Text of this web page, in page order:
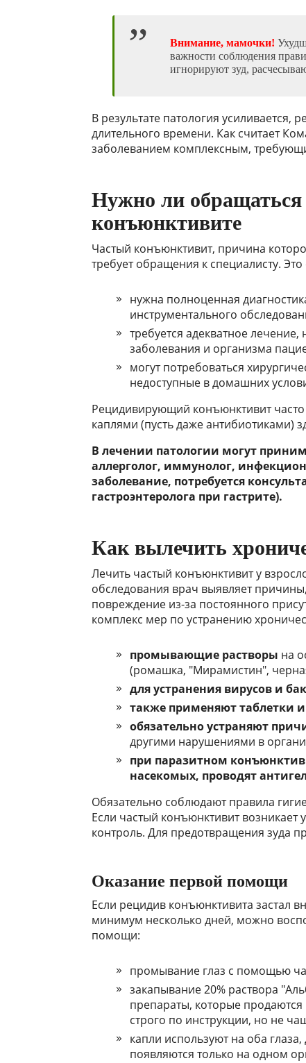
Внимание, мамочки!
важности соблюдения
игнорируют зуд,
В результате патология усиливается,
длительного времени. Как считает
заболеванием комплексным,
Нужно ли обращаться
конъюнктивите
Частый конъюнктивит, причина
требует обращения к специалисту.
нужна полноценная
инструментального
требуется адекватное
заболевания и организма
могут потребоваться
недоступные в домашних
Рецидивирующий конъюнктивит
каплями (пусть даже антибиотиками)
В лечении патологии могут
аллерголог, иммунолог,
заболевание, потребуется
гастроэнтеролога при гастрите).
Как вылечить
Лечить частый конъюнктивит у
обследования врач выявляет
повреждение из-за постоянного
комплекс мер по устранению
промывающие растворы на
(ромашка, "Мирамистин",
для устранения вирусов и
также применяют таблетки
обязательно устраняют
другими нарушениями в
при паразитном
насекомых, проводят
Обязательно соблюдают правила
Если частый конъюнктивит
контроль. Для предотвращения зуда
Оказание первой помощи
Если рецидив конъюнктивита застал
минимум несколько дней, можно
помощи:
промывание глаз с помощью
закапывание 20% раствора
препараты, которые
строго по инструкции, но не
капли используют на оба
появляются только на одном